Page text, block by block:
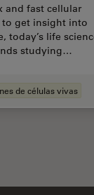
and fast cellular
to get insight into
today’s life
studying…
de células vivas